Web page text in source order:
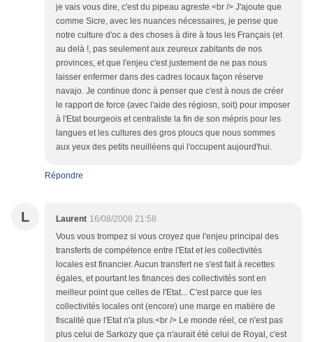
je vais vous dire, c'est du pipeau agreste.<br /> J'ajoute que
comme Sicre, avec les nuances nécessaires, je pense que
notre culture d'oc a des choses à dire à tous les Français (et
au delà !, pas seulement aux zeureux zabitants de nos
provinces, et que l'enjeu c'est justement de ne pas nous
laisser enfermer dans des cadres locaux façon réserve
navajo. Je continue donc à penser que c'est à nous de créer
le rapport de force (avec l'aide des régiosn, soit) pour imposer
à l'Etat bourgeois et centraliste la fin de son mépris pour les
langues et les cultures des gros ploucs que nous sommes
aux yeux des petits neuilléens qui l'occupent aujourd'hui.
Répondre
L Laurent 16/08/2008 21:58
Vous vous trompez si vous croyez que l'enjeu principal des
transferts de compétence entre l'Etat et les collectivités
locales est financier. Aucun transfert ne s'est fait à recettes
égales, et pourtant les finances des collectivités sont en
meilleur point que celles de l'Etat... C'est parce que les
collectivités locales ont (encore) une marge en matière de
fiscalité que l'Etat n'a plus.<br /> Le monde réel, ce n'est pas
plus celui de Sarkozy que ça n'aurait été celui de Royal, c'est